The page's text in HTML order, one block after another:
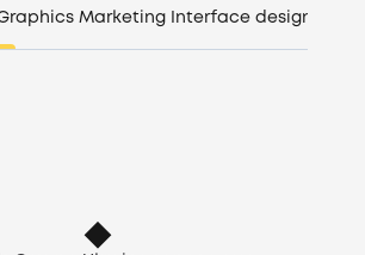
Marketing Interface design